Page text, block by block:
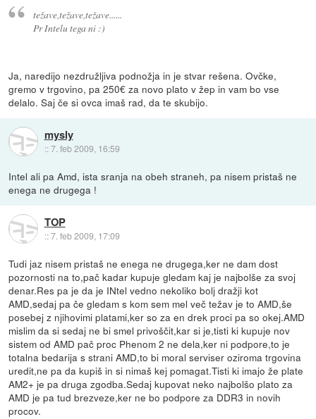
težave,težave,težave......
Pr Intelu tega ni :)
Ja, naredijo nezdružljiva podnožja in je stvar rešena. Ovčke,
gremo v trgovino, pa 250€ za novo plato v žep in vam bo vse
delalo. Saj če si ovca imaš rad, da te skubijo.
mysly
::7. feb 2009, 16:59
Intel ali pa Amd, ista sranja na obeh straneh, pa nisem pristaš ne
enega ne drugega !
TOP
::7. feb 2009, 17:09
Tudi jaz nisem pristaš ne enega ne drugega,ker ne dam dost
pozornosti na to,pač kadar kupuje gledam kaj je najbolše za svoj
denar.Res pa je da je INtel vedno nekoliko bolj dražji kot
AMD,sedaj pa če gledam s kom sem mel več težav je to AMD,še
posebej z njihovimi platami,ker so za en drek proci pa so okej.AMD
mislim da si sedaj ne bi smel privoščit,kar si je,tisti ki kupuje nov
sistem od AMD pač proc Phenom 2 ne dela,ker ni podpore,to je
totalna bedarija s strani AMD,to bi moral serviser oziroma trgovina
uredit,ne pa da kupiš in si nimaš kej pomagat.Tisti ki imajo že plate
AM2+ je pa druga zgodba.Sedaj kupovat neko najbolšo plato za
AMD je pa tud brezveze,ker ne bo podpore za DDR3 in novih
procov.